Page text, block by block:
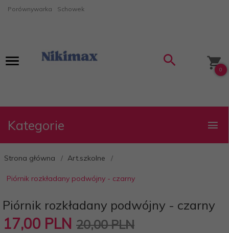
Porównywarka Schowek
0
Kategorie
Strona główna Art.szkolne
Piórnik rozkładany podwójny - czarny
Piórnik rozkładany podwójny - czarny
17,00 PLN 20,00 PLN